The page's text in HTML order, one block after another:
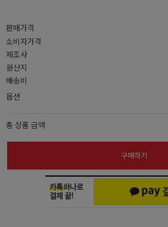
판매가격
소비자가격
제조사
원산지
배송비
옵션
총 상품 금액
구매하기